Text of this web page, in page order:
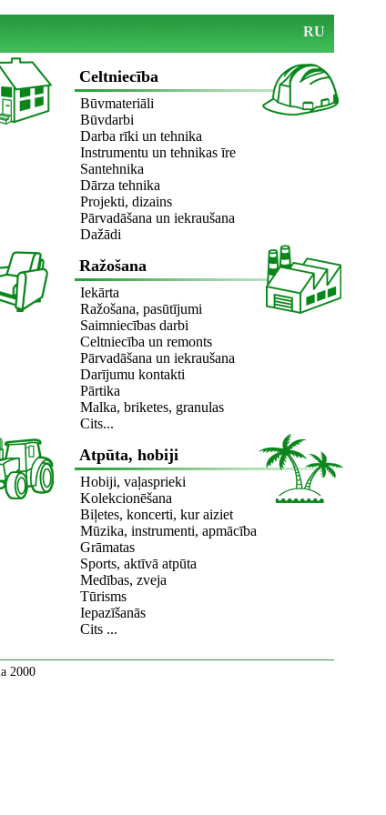
RU
Celtniecība
Būvmateriāli
Būvdarbi
Darba rīki un tehnika
Instrumentu un tehnikas īre
Santehnika
Dārza tehnika
Projekti, dizains
Pārvadāšana un iekraušana
Dažādi
Ražošana
Iekārta
Ražošana, pasūtījumi
Saimniecības darbi
Celtniecība un remonts
Pārvadāšana un iekraušana
Darījumu kontakti
Pārtika
Malka, briketes, granulas
Cits...
Atpūta, hobiji
Hobiji, vaļasprieki
Kolekcionēšana
Biļetes, koncerti, kur aiziet
Mūzika, instrumenti, apmācība
Grāmatas
Sports, aktīvā atpūta
Medības, zveja
Tūrisms
Iepazīšanās
Cits ...
2000